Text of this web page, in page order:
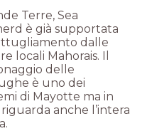
Terre, Sea
è già supportata
dalle
locali Mahorais. Il
delle
è uno dei
di Mayotte ma in
anche l’intera